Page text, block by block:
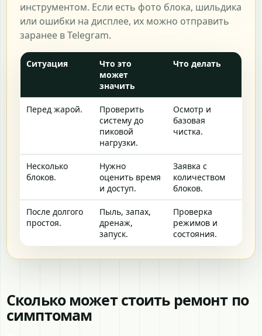
инструментом. Если есть фото блока, шильдика
или ошибки на дисплее, их можно отправить
заранее в Telegram.
Ситуация
Что это
может
значить
Что делать
Перед жарой.
Проверить
систему до
пиковой
нагрузки.
Осмотр и
базовая
чистка.
Несколько
блоков.
Нужно
оценить время
и доступ.
Заявка с
количеством
блоков.
После долгого
простоя.
Пыль, запах,
дренаж,
запуск.
Проверка
режимов и
состояния.
Сколько может стоить ремонт по
симптомам